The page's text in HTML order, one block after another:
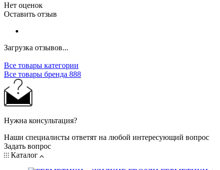
Нет оценок
Оставить отзыв
Загрузка отзывов...
Все товары категории
Все товары бренда 888
Нужна консультация?
Наши специалисты ответят на любой интересующий вопрос
Задать вопрос
Каталог